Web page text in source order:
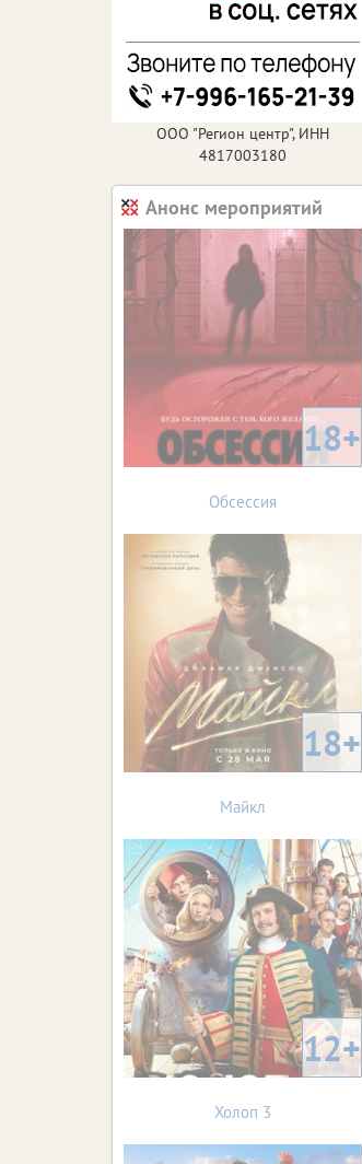
ООО "Регион центр", ИНН
4817003180
Анонс мероприятий
18+
Обсессия
18+
Майкл
12+
Холоп 3